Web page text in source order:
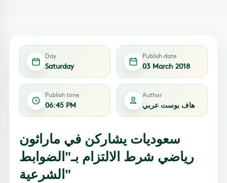
Day
Saturday
Publish date
03 March 2018
Publish time
06:45 PM
Author
هاف بوست عربي
سعوديات يشاركن في ماراثون
رياضي شرط الالتزام بـ"الضوابط
الشرعية"